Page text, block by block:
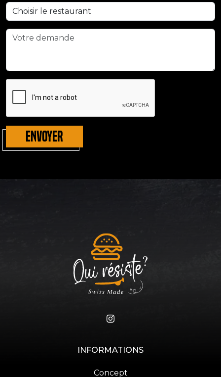
ENVOYER
INFORMATIONS
Concept